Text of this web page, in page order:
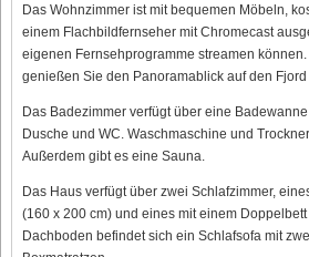
Das Wohnzimmer ist mit bequemen Möbeln,
einem Flachbildfernseher mit Chromecast
eigenen Fernsehprogramme streamen
genießen Sie den Panoramablick auf den Fjord
Das Badezimmer verfügt über eine
Dusche und WC. Waschmaschine und
Außerdem gibt es eine Sauna.
Das Haus verfügt über zwei Schlafzimmer,
(160 x 200 cm) und eines mit einem
Dachboden befindet sich ein Schlafsofa mit